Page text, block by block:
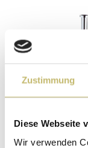
Zustimmung
Diese Webseite
Wir verwenden
2x